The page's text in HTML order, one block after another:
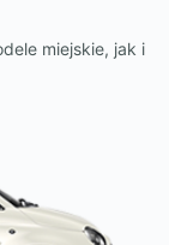
miejskie, jak i